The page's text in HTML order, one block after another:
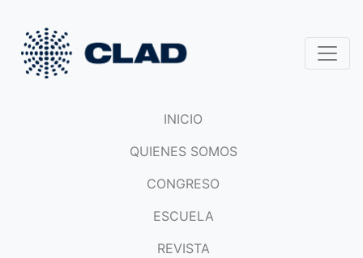
INICIO
QUIENES SOMOS
CONGRESO
ESCUELA
REVISTA